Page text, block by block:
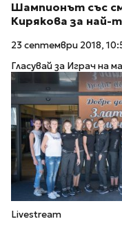
Шампионът със
Кирякова за най-
23 септември 2018,
Гласувай за Играч на
Livestream